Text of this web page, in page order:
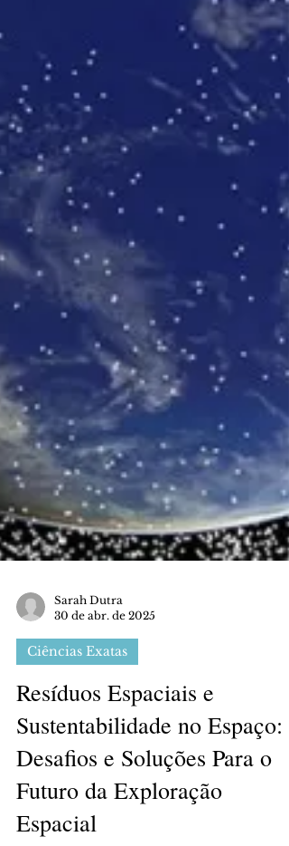
30 de abr. de 2025
Ciências Exatas
Resíduos Espaciais e
Sustentabilidade no Espaço:
Desafios e Soluções Para o